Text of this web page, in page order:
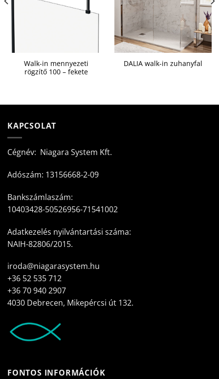
Walk-in mennyezeti
rögzítő 100 – fekete
DALIA walk-in zuhanyfal
KAPCSOLAT
Cégnév: Niagara System Kft.
Adószám: 13156668-2-09
Bankszámlaszám:
10403428-50526956-71541002
Adatkezelés nyilvántartási száma:
NAIH-82806/2015.
iroda@niagarasystem.hu
+36 52 535 712
+36 70 940 2907
4030 Debrecen, Mikepércsi út 132.
FONTOS INFORMÁCIÓK